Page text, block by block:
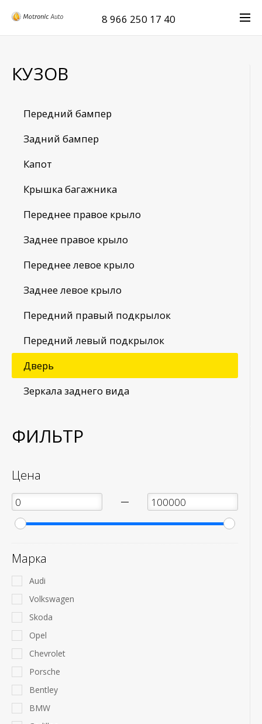
8 966 250 17 40
КУЗОВ
Передний бампер
Задний бампер
Капот
Крышка багажника
Переднее правое крыло
Заднее правое крыло
Переднее левое крыло
Заднее левое крыло
Передний правый подкрылок
Передний левый подкрылок
Дверь
Зеркала заднего вида
ФИЛЬТР
Цена
—
Марка
Audi
Volkswagen
Skoda
Opel
Chevrolet
Porsche
Bentley
BMW